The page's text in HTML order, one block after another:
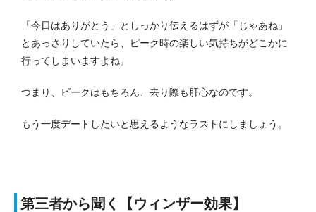
「今日はありがとう」としっかり伝えるはずが「じゃあね」
とあっさりしていたら、ピーク時の楽しい気持ちがどこかに
行ってしまいますよね。
つまり、ピークはもちろん、去り際も肝心なのです。
もう一度デートしたいと思えるようなラストにしましょう。
第三者から聞く【ウィンザー効果】